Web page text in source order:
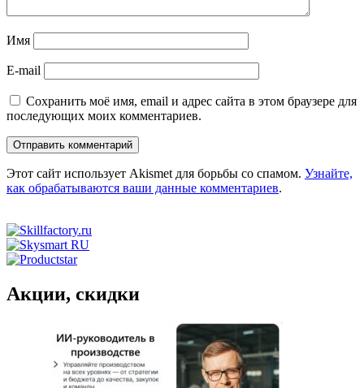
Имя
E-mail
Сохранить моё имя, email и адрес сайта в этом браузере для
последующих моих комментариев.
Этот сайт использует Akismet для борьбы со спамом. Узнайте,
как обрабатываются ваши данные комментариев.
Акции, скидки